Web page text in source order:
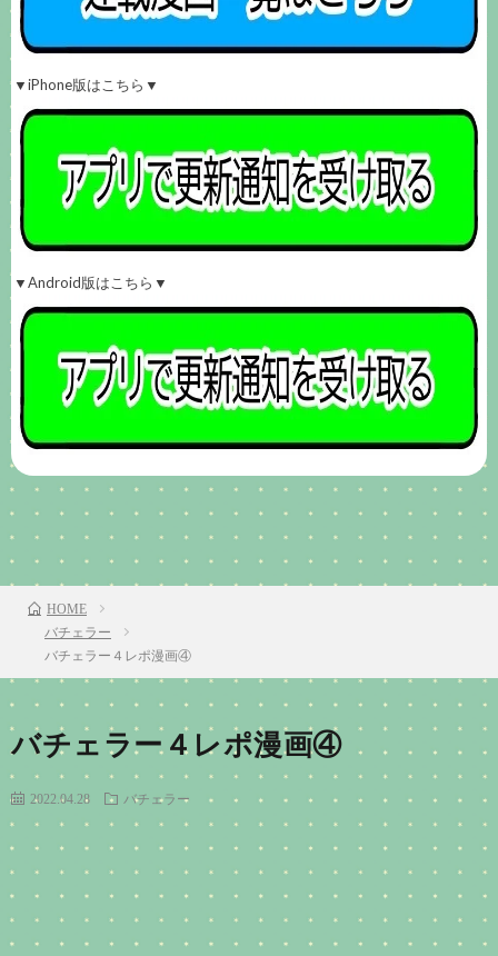
▼iPhone版はこちら▼
▼Android版はこちら▼
前のお話 TOP 次のお話
HOME
バチェラー
バチェラー４レポ漫画④
バチェラー４レポ漫画④
2022.04.28 バチェラー